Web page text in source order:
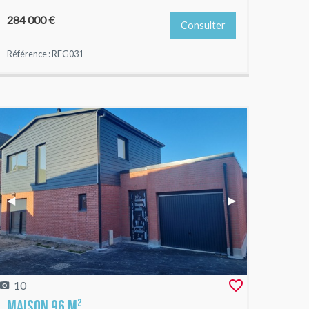
284 000 €
Référence : REG031
Consulter
Previous Slide
◀︎ Next Slide
▶︎
10